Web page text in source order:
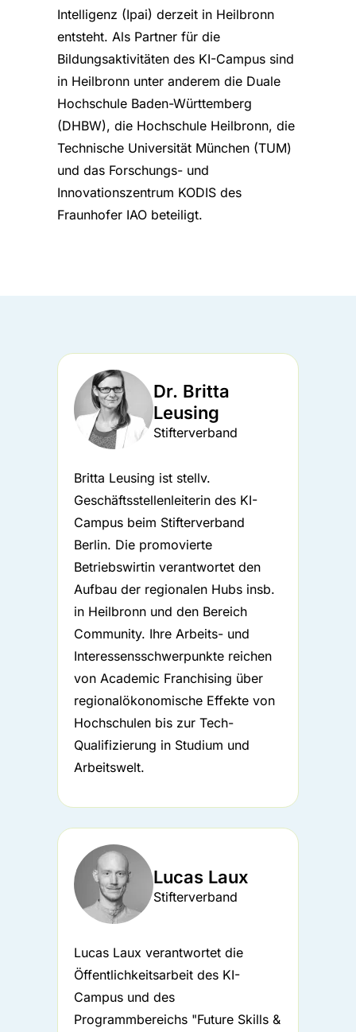
Intelligenz (Ipai) derzeit in Heilbronn
entsteht. Als Partner für die
Bildungsaktivitäten des KI-Campus sind
in Heilbronn unter anderem die Duale
Hochschule Baden-Württemberg
(DHBW), die Hochschule Heilbronn, die
Technische Universität München (TUM)
und das Forschungs- und
Innovationszentrum KODIS des
Fraunhofer IAO beteiligt.
Dr. Britta
Leusing
Stifterverband
Britta Leusing ist stellv.
Geschäftsstellenleiterin des KI-
Campus beim Stifterverband
Berlin. Die promovierte
Betriebswirtin verantwortet den
Aufbau der regionalen Hubs insb.
in Heilbronn und den Bereich
Community. Ihre Arbeits- und
Interessensschwerpunkte reichen
von Academic Franchising über
regionalökonomische Effekte von
Hochschulen bis zur Tech-
Qualifizierung in Studium und
Arbeitswelt.
Lucas Laux
Stifterverband
Lucas Laux verantwortet die
Öffentlichkeitsarbeit des KI-
Campus und des
Programmbereichs "Future Skills &